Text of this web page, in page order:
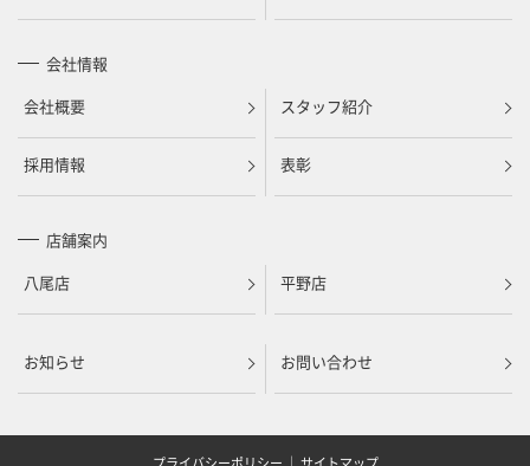
会社情報
会社概要
スタッフ紹介
採用情報 表彰
店舗案内
八尾店
平野店
お知らせ お問い合わせ